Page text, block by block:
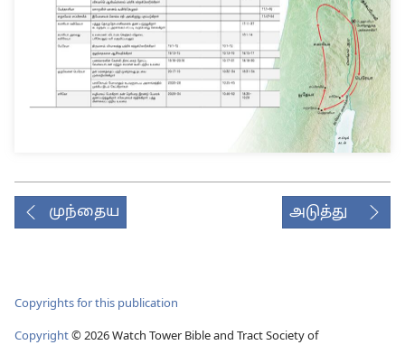
முந்தைய அடுத்து
Copyrights for this publication
Copyright© 2026 Watch Tower Bible and Tract Society of